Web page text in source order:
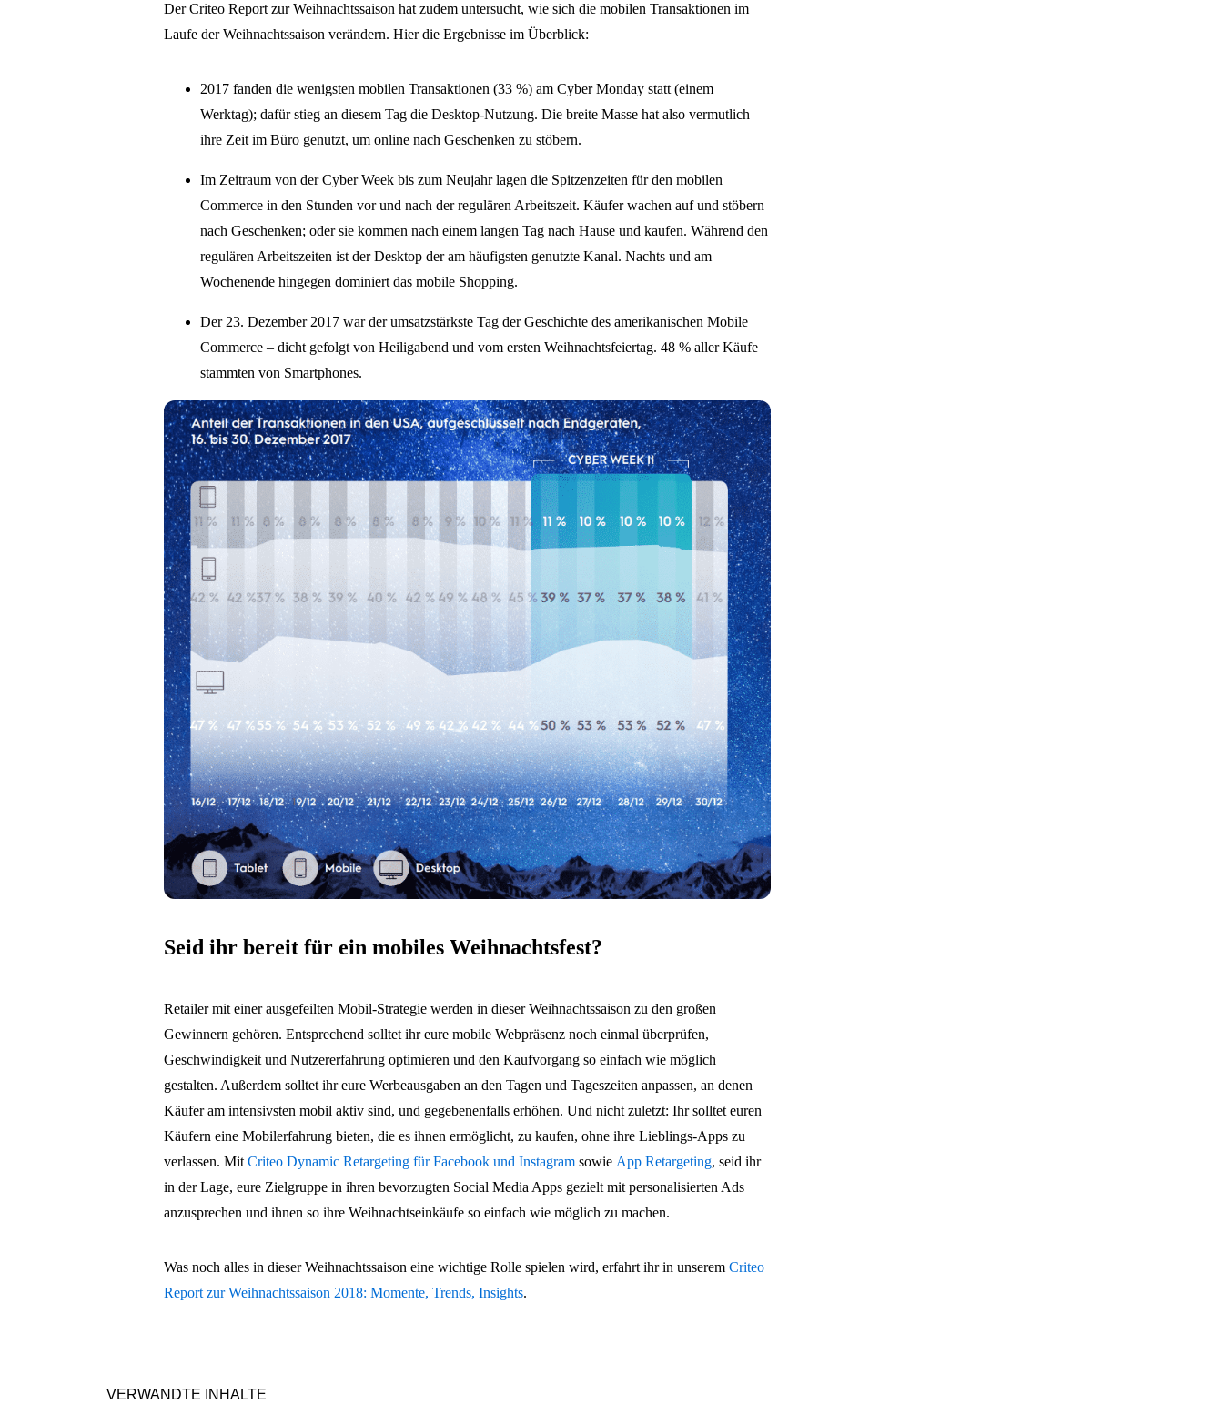
Der Criteo Report zur Weihnachtssaison hat zudem untersucht, wie sich die mobilen Transaktionen im
Laufe der Weihnachtssaison verändern. Hier die Ergebnisse im Überblick:
2017 fanden die wenigsten mobilen Transaktionen (33 %) am Cyber Monday statt (einem
Werktag); dafür stieg an diesem Tag die Desktop-Nutzung. Die breite Masse hat also vermutlich
ihre Zeit im Büro genutzt, um online nach Geschenken zu stöbern.
Im Zeitraum von der Cyber Week bis zum Neujahr lagen die Spitzenzeiten für den mobilen
Commerce in den Stunden vor und nach der regulären Arbeitszeit. Käufer wachen auf und stöbern
nach Geschenken; oder sie kommen nach einem langen Tag nach Hause und kaufen. Während den
regulären Arbeitszeiten ist der Desktop der am häufigsten genutzte Kanal. Nachts und am
Wochenende hingegen dominiert das mobile Shopping.
Der 23. Dezember 2017 war der umsatzstärkste Tag der Geschichte des amerikanischen Mobile
Commerce – dicht gefolgt von Heiligabend und vom ersten Weihnachtsfeiertag. 48 % aller Käufe
stammten von Smartphones.
Seid ihr bereit für ein mobiles Weihnachtsfest?
Retailer mit einer ausgefeilten Mobil-Strategie werden in dieser Weihnachtssaison zu den großen
Gewinnern gehören. Entsprechend solltet ihr eure mobile Webpräsenz noch einmal überprüfen,
Geschwindigkeit und Nutzererfahrung optimieren und den Kaufvorgang so einfach wie möglich
gestalten. Außerdem solltet ihr eure Werbeausgaben an den Tagen und Tageszeiten anpassen, an denen
Käufer am intensivsten mobil aktiv sind, und gegebenenfalls erhöhen. Und nicht zuletzt: Ihr solltet euren
Käufern eine Mobilerfahrung bieten, die es ihnen ermöglicht, zu kaufen, ohne ihre Lieblings-Apps zu
verlassen. MitCriteo Dynamic Retargeting für Facebook und Instagram sowie App Retargeting, seid ihr
in der Lage, eure Zielgruppe in ihren bevorzugten Social Media Apps gezielt mit personalisierten Ads
anzusprechen und ihnen so ihre Weihnachtseinkäufe so einfach wie möglich zu machen.
Was noch alles in dieser Weihnachtssaison eine wichtige Rolle spielen wird, erfahrt ihr in unseremCriteo
Report zur Weihnachtssaison 2018: Momente, Trends, Insights.
VERWANDTE INHALTE